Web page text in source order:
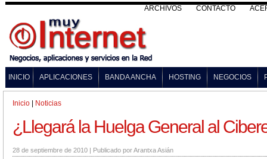
ARCHIVOS CONTACTO
INICIO APLICACIONES BANDA ANCHA HOSTING NEGOCIOS
Inicio Noticias
¿Llegará la Huelga General al
28 de septiembre de 2010 | Publicado porArantxa Asián